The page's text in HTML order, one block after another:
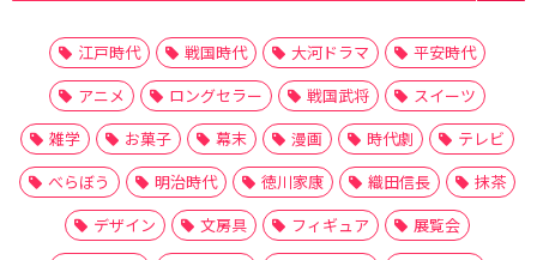
江戸時代 戦国時代 大河ドラマ
平安時代
アニメ
ロングセラー 戦国武将
スイーツ
雑学
お菓子 幕末 漫画 時代劇
テレビ
べらぼう
明治時代 徳川家康 織田信長
抹茶
デザイン
文房具 フィギュア
展覧会